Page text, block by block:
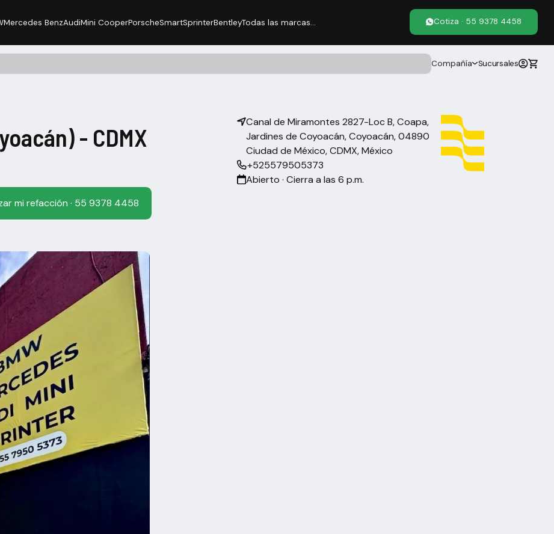
Mercedes BenzAudiMini CooperPorscheSmartSprinterBentleyTodas las marcas... Cotiza · 55 9378 4458
Compañía Sucursales
- CDMX
Canal de Miramontes 2827-Loc B, Coapa,
Jardines de Coyoacán, Coyoacán, 04890
Ciudad de México, CDMX, México
+525579505373
Abierto · Cierra a las 6 p.m.
mi refacción · 55 9378 4458